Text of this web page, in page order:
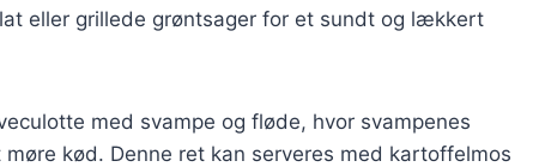
eller grillede grøntsager for et sundt og lækkert
med svampe og fløde, hvor svampenes
kød. Denne ret kan serveres med kartoffelmos